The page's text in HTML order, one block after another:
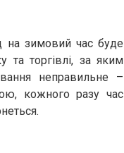
на зимовий час буде
та торгівлі, за яким
неправильне –
кожного разу час